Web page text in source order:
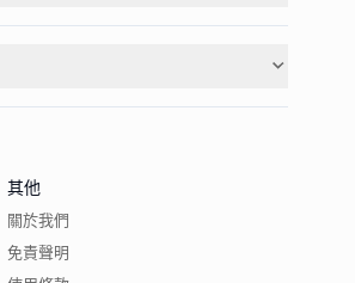
其他
關於我們
免責聲明